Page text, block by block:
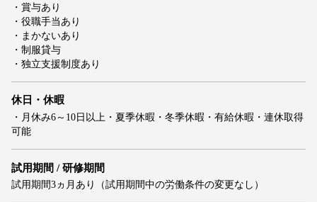
・賞与あり
・役職手当あり
・まかないあり
・制服貸与
・独立支援制度あり
休日・休暇
・月休み6～10日以上・夏季休暇・冬季休暇・有給休暇・連休取得
可能
試用期間 / 研修期間
試用期間3ヵ月あり（試用期間中の労働条件の変更なし）